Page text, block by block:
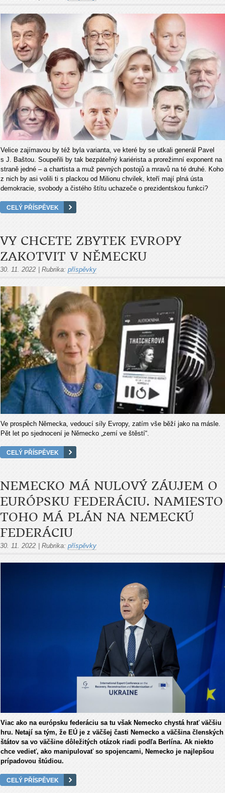
Velice zajímavou by též byla varianta, ve které by se utkali generál Pavel
s J. Baštou. Soupeřili by tak bezpáteřný kariérista a prorežimní exponent na
straně jedné – a chartista a muž pevných postojů a mravů na té druhé. Koho
z nich by asi volili ti s plackou od Milionu chvilek, kteří mají plná ústa
demokracie, svobody a čistého štítu uchazeče o prezidentskou funkci?
CELÝ PŘÍSPĚVEK
VY CHCETE ZBYTEK EVROPY
ZAKOTVIT V NĚMECKU
30. 11. 2022 Rubrika: příspěvky
Ve prospěch Německa, vedoucí síly Evropy, zatím vše běží jako na másle.
Pět let po sjednocení je Německo „zemí ve štěstí“.
CELÝ PŘÍSPĚVEK
NEMECKO MÁ NULOVÝ ZÁUJEM O
EURÓPSKU FEDERÁCIU. NAMIESTO
TOHO MÁ PLÁN NA NEMECKÚ
FEDERÁCIU
30. 11. 2022 | Rubrika: příspěvky
Viac ako na európsku federáciu sa tu však Nemecko chystá hrať väčšiu
hru. Netají sa tým, že EÚ je z väčšej časti Nemecko a väčšina členských
štátov sa vo väčšine dôležitých otázok riadi podľa Berlína. Ak niekto
chce vedieť, ako manipulovať so spojencami, Nemecko je najlepšou
prípadovou štúdiou.
CELÝ PŘÍSPĚVEK